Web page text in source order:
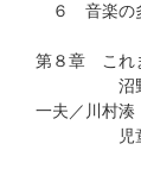
６ 音楽の
第８章 これ
沼野充義
一夫／川村湊
児童文学